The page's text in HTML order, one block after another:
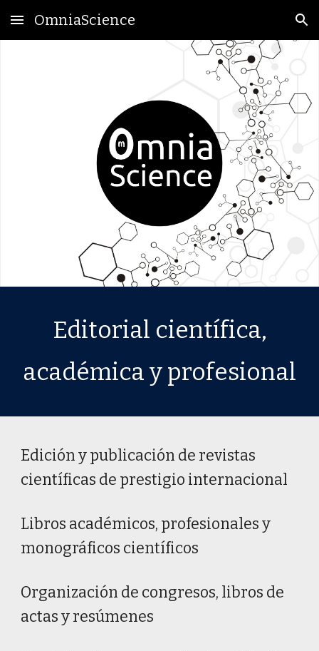
Skip to main content Skip to navigation
OmniaScience
Editorial científica,
académica y profesional
Ediciónypublicación de revistas
científicas de prestigio internacional
Libros académicos, profesionales y
monográficos científicos
Organización de congresos, libros de
actas y resúmenes